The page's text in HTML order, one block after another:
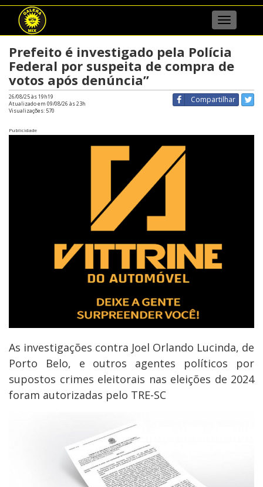
Menu
Prefeito é investigado pela Polícia
Federal por suspeita de compra de
votos após denúncia”
Compartilhar
26/08/25 às 19h19
Atualizado em 09/08/26 às 23h
Visualizações: 570
Publicidade
As investigações contra Joel Orlando Lucinda, de
Porto Belo, e outros agentes políticos por
supostos crimes eleitorais nas eleições de 2024
foram autorizadas pelo TRE-SC